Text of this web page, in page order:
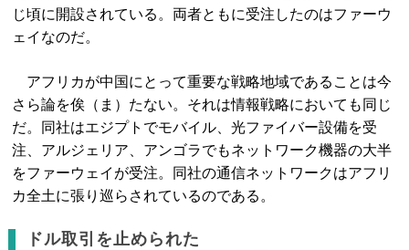
じ頃に開設されている。両者ともに受注したのはファーウ
ェイなのだ。
アフリカが中国にとって重要な戦略地域であることは今
さら論を俟（ま）たない。それは情報戦略においても同じ
だ。同社はエジプトでモバイル、光ファイバー設備を受
注、アルジェリア、アンゴラでもネットワーク機器の大半
をファーウェイが受注。同社の通信ネットワークはアフリ
カ全土に張り巡らされているのである。
ドル取引を止められた